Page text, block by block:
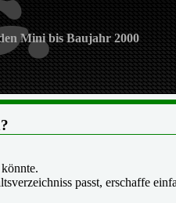
Mini bis Baujahr 2000
passt, erschaffe